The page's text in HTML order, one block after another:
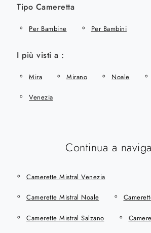
Tipo Cameretta
Per Bambine Per Bambini
I più visti a :
Mira Mirano Noale
Venezia
Continua a
Camerette Mistral Venezia
Camerette Mistral Noale
Camerette Mistral Salzano